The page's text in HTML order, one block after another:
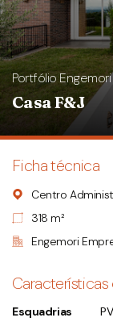
Portfólio Engemori
Casa F&J
Ficha técnica
Centro
318 m²
Engemori
Esquadrias